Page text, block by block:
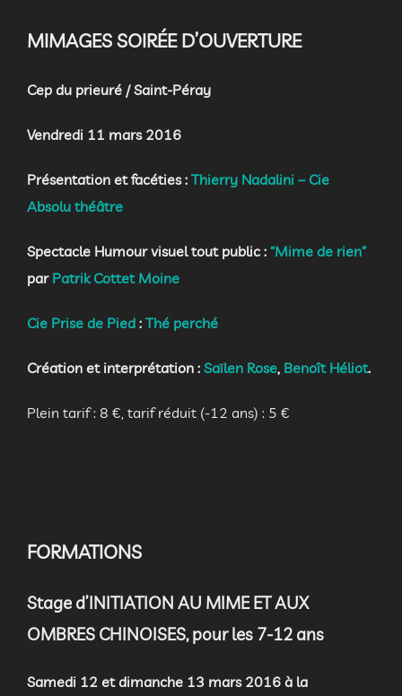
MIMAGES SOIRÉE D’OUVERTURE
Cep du prieuré / Saint-Péray
Vendredi 11 mars 2016
Présentation et facéties : Thierry Nadalini – Cie
Absolu théâtre
Spectacle Humour visuel tout public : “Mime de rien”
par Patrik Cottet Moine
Cie Prise de Pied : Thé perché
Création et interprétation : Saïlen Rose, Benoît Héliot.
Plein tarif : 8 €, tarif réduit (-12 ans) : 5 €
FORMATIONS
Stage d’INITIATION AU MIME ET AUX
OMBRES CHINOISES, pour les 7-12 ans
Samedi 12 et dimanche 13 mars 2016 à la